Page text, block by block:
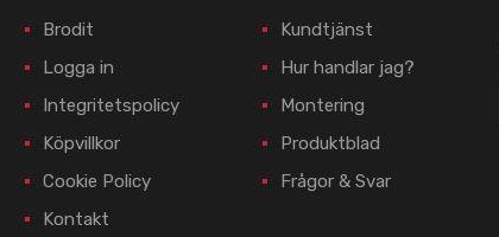
Brodit
Logga in
Integritetspolicy
Köpvillkor
Cookie Policy
Kontakt
Kundtjänst
Hur handlar jag?
Montering
Produktblad
Frågor & Svar